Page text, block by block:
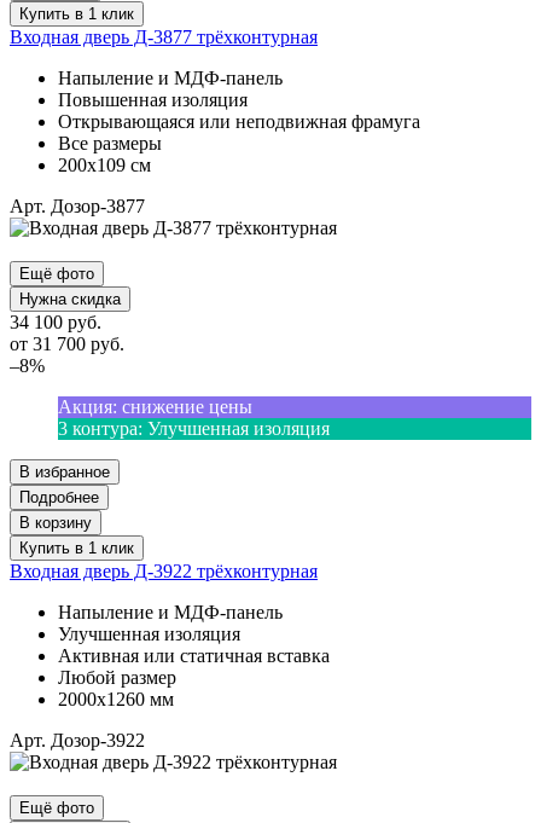
Купить в 1 клик
Входная дверь Д-3877 трёхконтурная
Напыление и МДФ-панель
Повышенная изоляция
Открывающаяся или неподвижная фрамуга
Все размеры
200х109 см
Арт. Дозор-3877
Ещё фото
Нужна скидка
34 100 руб.
от 31 700 руб.
–8%
Акция: снижение цены
3 контура: Улучшенная изоляция
В избранное
Подробнее
В корзину
Купить в 1 клик
Входная дверь Д-3922 трёхконтурная
Напыление и МДФ-панель
Улучшенная изоляция
Активная или статичная вставка
Любой размер
2000х1260 мм
Арт. Дозор-3922
Ещё фото